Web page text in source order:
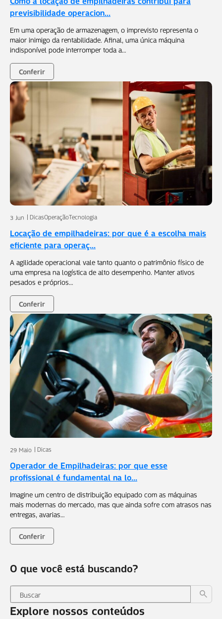
O que você está buscando?
Explore nossos conteúdos
previsibilidade operacion...
Em uma operação de armazenagem, o imprevisto representa o
maior inimigo da rentabilidade. Afinal, uma única máquina
indisponível pode interromper toda a…
Conferir
3 Jun DicasOperaçãoTecnologia
Locação de empilhadeiras: por que é a escolha mais
eficiente para operaç...
A agilidade operacional vale tanto quanto o patrimônio físico de
uma empresa na logística de alto desempenho. Manter ativos
pesados e próprios…
Conferir
29 Maio Dicas
Operador de Empilhadeiras: por que esse
profissional é fundamental na lo...
Imagine um centro de distribuição equipado com as máquinas
mais modernas do mercado, mas que ainda sofre com atrasos nas
entregas, avarias…
Conferir